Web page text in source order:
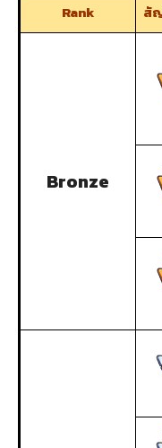
Rank สั
Bronze